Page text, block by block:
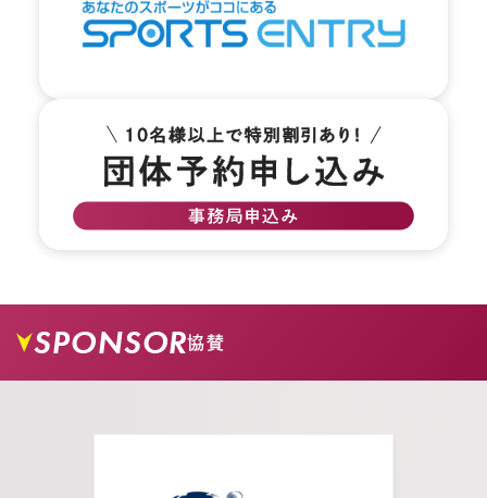
商店街に入っていきます。
SPONSOR協賛